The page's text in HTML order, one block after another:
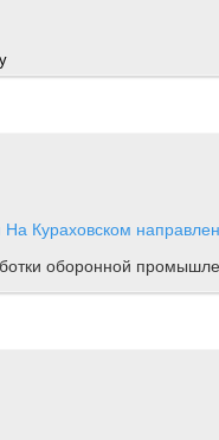
На Кураховском
оборонной